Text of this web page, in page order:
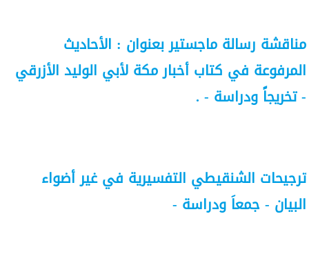
مناقشة رسالة ماجستير بعنوان : الأحاديث
المرفوعة في كتاب أخبار مكة لأبي الوليد الأزرقي
- تخريجاً ودراسة - .
ترجيحات الشنقيطي التفسيرية في غير أضواء
البيان - جمعاَ ودراسة -